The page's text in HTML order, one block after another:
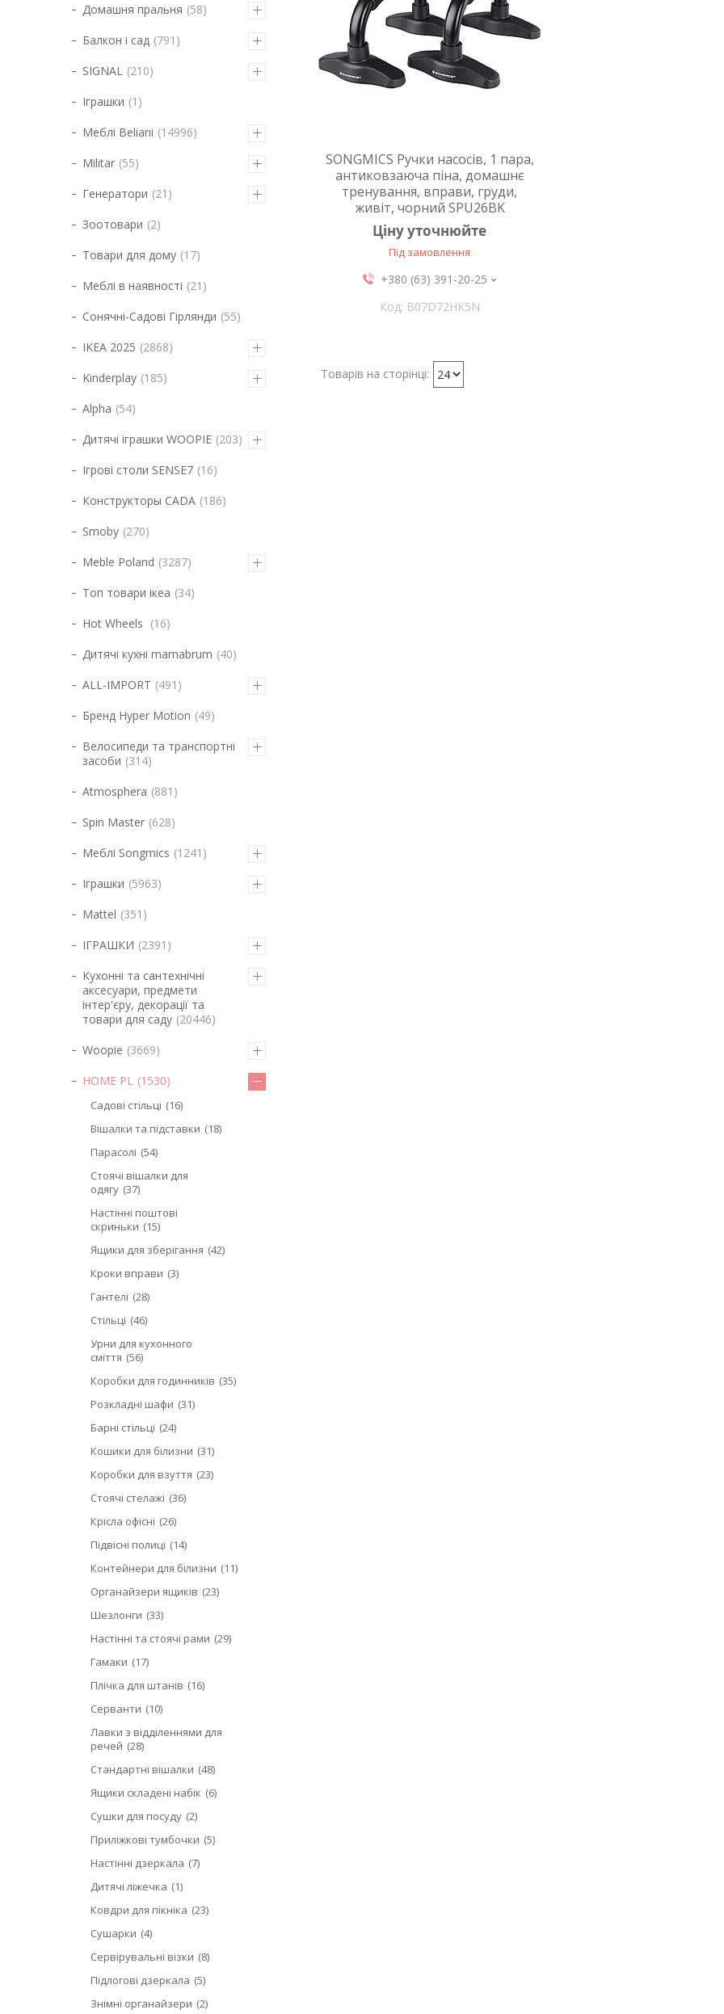
SONGMICS Ручки насосів, 1 пара,
антиковзаюча піна, домашнє
тренування, вправи, груди,
живіт, чорний SPU26BK
Ціну уточнюйте
Під замовлення
+380 (63) 391-20-25
B07D72HK5N
Домашня пральня 58
Балкон і сад 791
SIGNAL 210
Іграшки 1
Меблі Beliani 14996
Militar 55
Генератори 21
Зоотовари 2
Товари для дому 17
Меблі в наявності 21
Сонячні-Садові Гірлянди 55
IKEA 2025 2868
Kinderplay 185
Alpha 54
Дитячі іграшки WOOPIE 203
Ігрові столи SENSE7 16
Конструкторы CADA 186
Smoby 270
Meble Poland 3287
Топ товари ікеа 34
Hot Wheels
16
Дитячі кухні mamabrum 40
ALL-IMPORT 491
Бренд Hyper Motion 49
Велосипеди та транспортні
засоби 314
Atmosphera 881
Spin Master 628
Меблі Songmics 1241
Іграшки 5963
Mattel 351
ІГРАШКИ 2391
Кухонні та сантехнічні
аксесуари, предмети
інтер'єру, декорації та
товари для саду 20446
Woopie 3669
HOME PL 1530
Садові стільці
16
Вішалки та підставки
18
Парасолі 54
Стоячі вішалки для
одягу 37
Настінні поштові
скриньки
15
Ящики для зберігання 42
Кроки вправи 3
Гантелі 28
Стільці 46
Урни для кухонного
сміття 56
Коробки для годинників 35
Розкладні шафи 31
Барні стільці 24
Кошики для білизни 31
Коробки для взуття 23
Стоячі стелажі 36
Крісла офісні 26
Підвісні полиці
14
Контейнери для білизни
11
Органайзери ящиків 23
Шезлонги 33
Настінні та стоячі рами 29
Гамаки
17
Плічка для штанів
16
Серванти
10
Лавки з відділеннями для
речей 28
Стандартні вішалки 48
Ящики складені набік
6
Сушки для посуду 2
Приліжкові тумбочки 5
Настінні дзеркала 7
Дитячі ліжечка
1
Ковдри для пікніка 23
Сушарки 4
Сервірувальні візки
8
Підлогові дзеркала 5
Знімні органайзери 2